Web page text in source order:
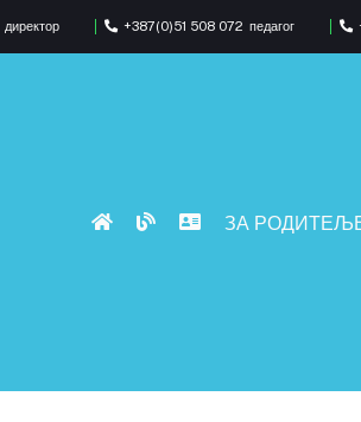
директор +387(0)51 508 072 педагог
ЗА